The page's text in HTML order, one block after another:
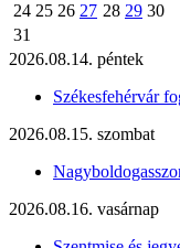
24 25 26 27 28 29 30
31
2026.08.14. péntek
Székesfehérvár
2026.08.15. szombat
2026.08.16. vasárnap